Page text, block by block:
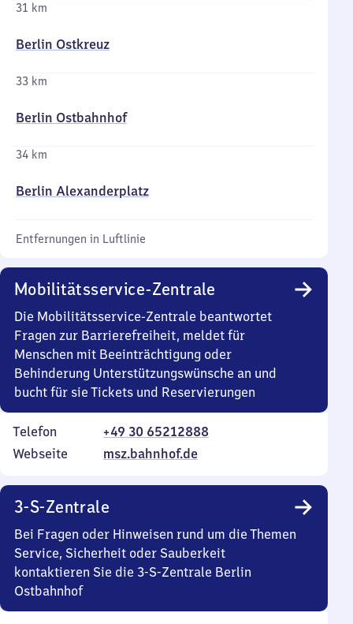
31 km
Berlin Ostkreuz
33 km
Berlin Ostbahnhof
34 km
Berlin Alexanderplatz
Entfernungen in Luftlinie
Mobilitätsservice-Zentrale
Die Mobilitätsservice-Zentrale beantwortet
Fragen zur Barrierefreiheit, meldet für
Menschen mit Beeinträchtigung oder
Behinderung Unterstützungswünsche an und
bucht für sie Tickets und Reservierungen
Telefon
+49 30 65212888
Webseite
msz.bahnhof.de
3-S-Zentrale
Bei Fragen oder Hinweisen rund um die Themen
Service, Sicherheit oder Sauberkeit
kontaktieren Sie die 3-S-Zentrale Berlin
Ostbahnhof